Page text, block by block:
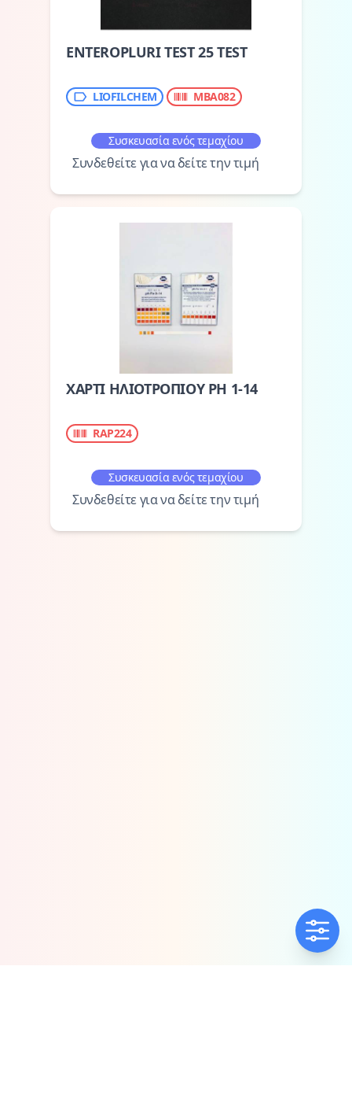
ENTEROPLURI TEST 25 TEST
LIOFILCHEM ΜΒΑ082
Συσκευασία ενός τεμαχίου
Συνδεθείτε για να δείτε την τιμή
ΧΑΡΤΙ ΗΛΙΟΤΡΟΠΙΟΥ PH 1-14
RAP224
Συσκευασία ενός τεμαχίου
Συνδεθείτε για να δείτε την τιμή